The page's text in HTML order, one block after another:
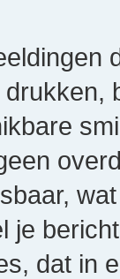
je
dat in